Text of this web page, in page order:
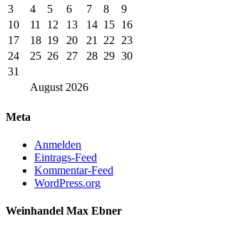
3
4 5 6 7 8
9
10
11 12 13 14 15 16
17
18 19 20 21 22
23
24
25 26 27 28 29 30
31
August 2026
Meta
Anmelden
Eintrags-Feed
Kommentar-Feed
WordPress.org
Weinhandel Max Ebner